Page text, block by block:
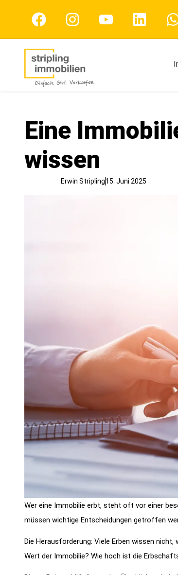
Eine
wissen
Erwin Stripling15. Juni 2025
Wer eine Immobilie erbt, steht oft vor einer
müssen wichtige Entscheidungen getroffen
Die Herausforderung: Viele Erben wissen
Wert der Immobilie? Wie hoch ist die